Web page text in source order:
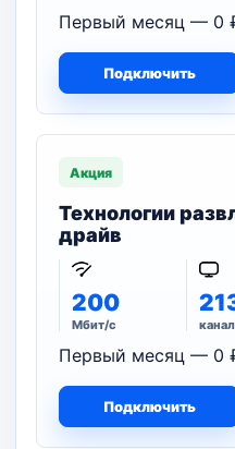
Первый месяц — 0
Подключить
Акция
Технологии
драйв
200
Мбит/с
Первый месяц — 0
Подключить